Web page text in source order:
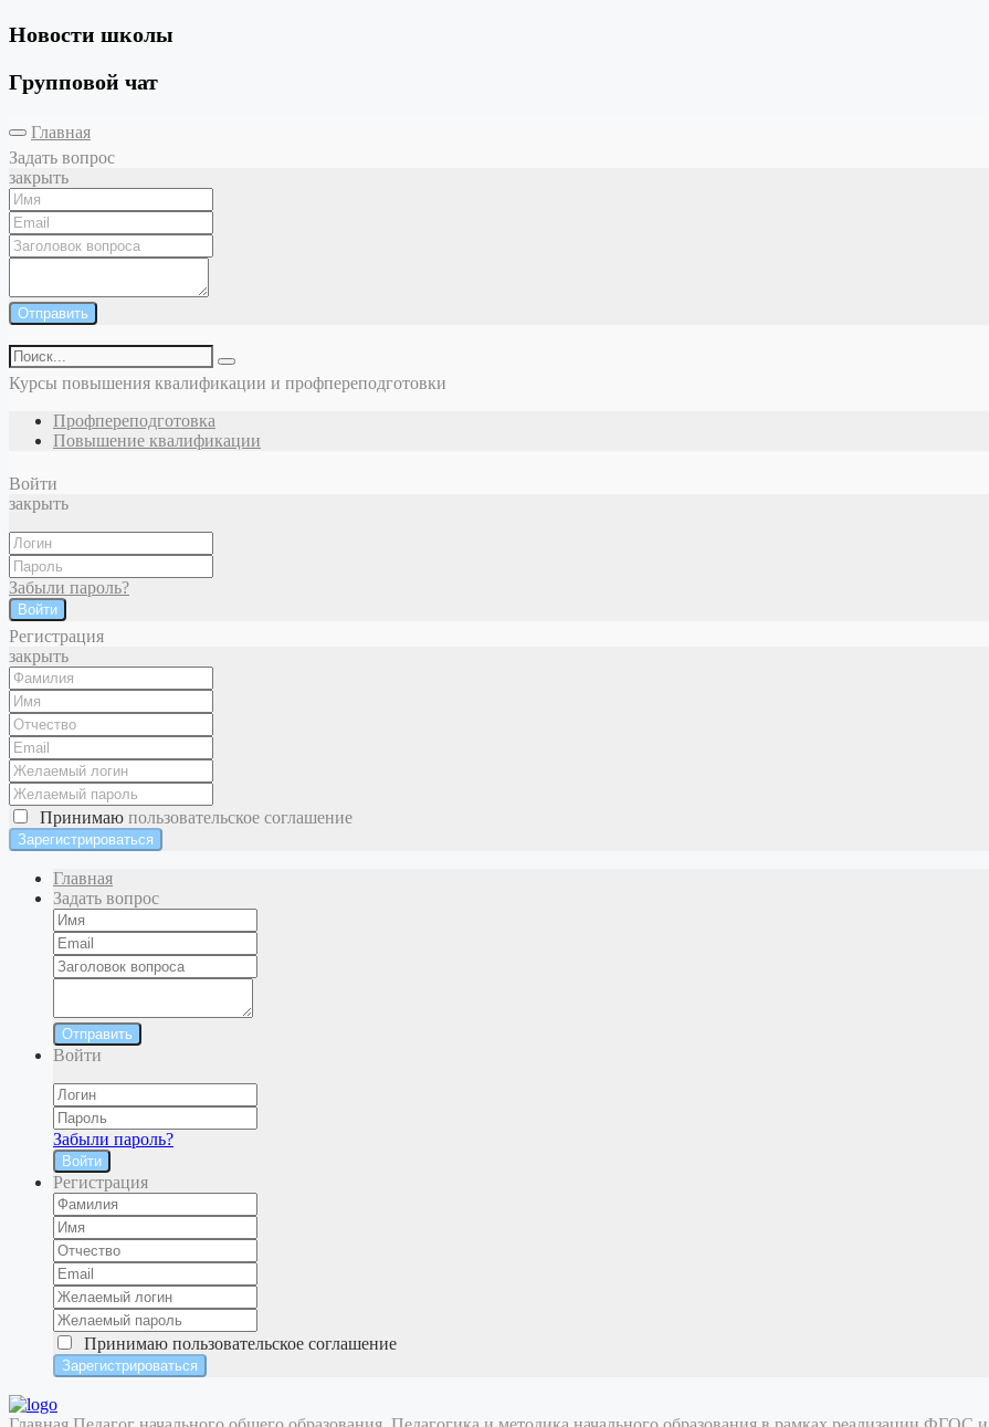
Новости школы
Групповой чат
Главная
Задать вопрос
закрыть
Отправить
Курсы повышения квалификации и профпереподготовки
Профпереподготовка
Повышение квалификации
Войти
закрыть
Забыли пароль?
Войти
Регистрация
закрыть
Принимаю пользовательское соглашение
Главная
Задать вопрос
Отправить
Войти
Забыли пароль?
Войти
Регистрация
Принимаю пользовательское соглашение